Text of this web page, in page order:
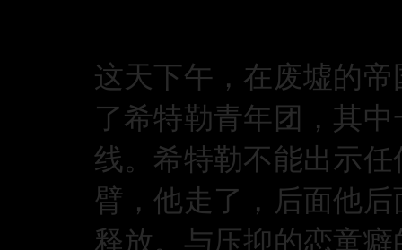
这天下午，在废墟的
了希特勒青年团，其
线。希特勒不能出示
臂，他走了，后面他
释放。与压抑的恋童